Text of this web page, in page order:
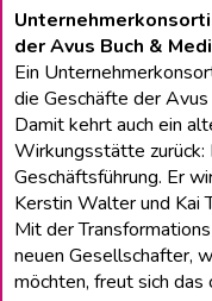
der Avus Buch &
Ein
die Geschäfte der
Damit kehrt auch ein
Wirkungsstätte
Geschäftsführung. Er
Kerstin Walter und Kai
Mit der
neuen Gesellschafter,
möchten, freut sich